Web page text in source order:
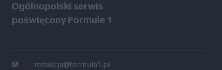
Ogólnopolski serwis
poświęcony Formule 1
M / redakcja@formula1.pl